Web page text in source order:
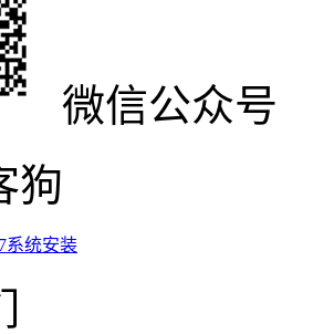
微信公众号
狗
系统安装